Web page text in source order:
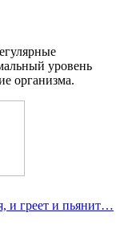
уровень
организма.
и греет и пьянит…